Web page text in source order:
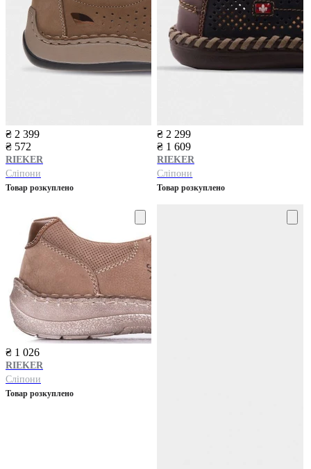
₴ 2 399
₴ 572
RIEKER
Сліпони
Товар розкуплено
₴ 2 299
₴ 1 609
RIEKER
Сліпони
Товар розкуплено
₴ 1 026
RIEKER
Сліпони
Товар розкуплено